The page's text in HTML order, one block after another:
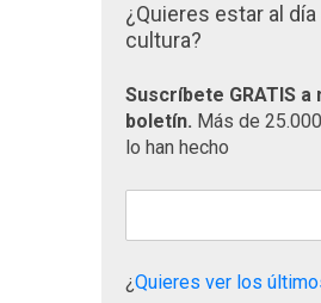
¿Quieres estar al
cultura?
Suscríbete GRATIS a
boletín. Más de
lo han hecho
¿Quieres ver los